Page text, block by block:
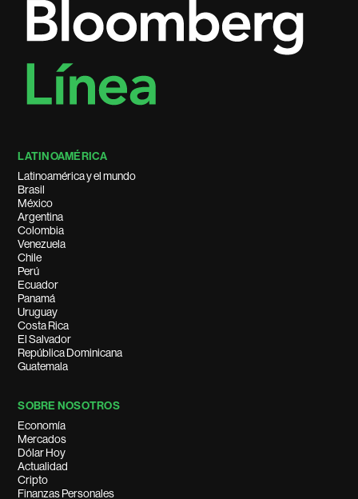
LATINOAMÉRICA
Latinoamérica y el mundo
Brasil
México
Argentina
Colombia
Venezuela
Chile
Perú
Ecuador
Panamá
Uruguay
Costa Rica
El Salvador
República Dominicana
Guatemala
SOBRE NOSOTROS
Economía
Mercados
Dólar Hoy
Actualidad
Cripto
Finanzas Personales